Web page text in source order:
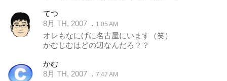
てつ
8月 TH, 2007
1:05 AM
オレもなにげに名古屋にいます（笑）
かむじむはどの辺なんだろ？？
かむ
8月 TH, 2007
7:47 AM